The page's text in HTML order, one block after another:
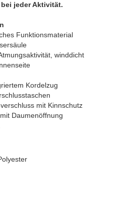
jeder Aktivität.
Funktionsmaterial
winddicht
Kordelzug
mit Kinnschutz
Daumenöffnung